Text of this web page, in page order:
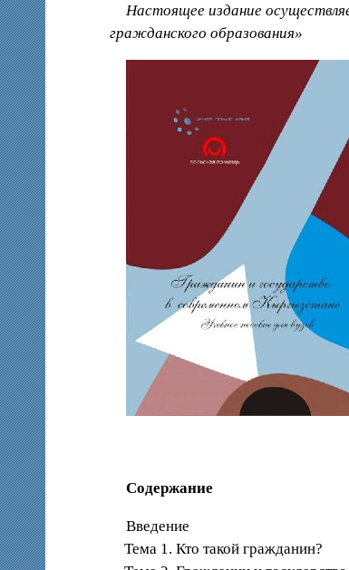
Настоящее издание
гражданского образования»
Содержание
Введение
Тема 1. Кто такой гражданин?